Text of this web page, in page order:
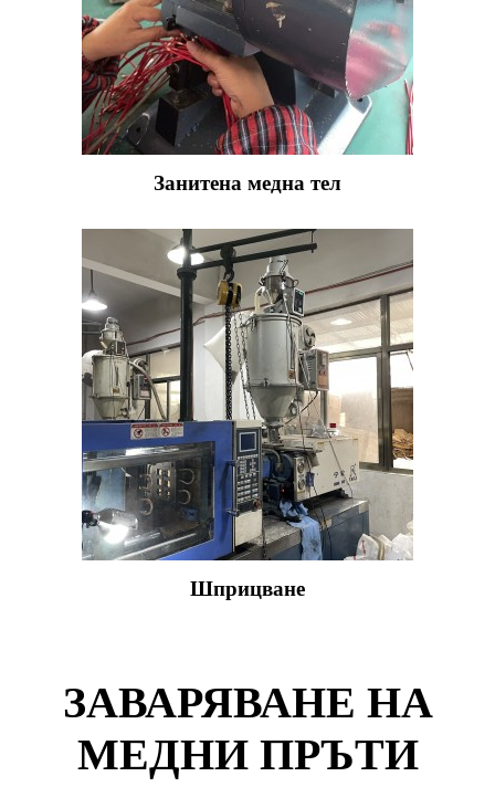
Занитена медна тел
Шприцване
ЗАВАРЯВАНЕ НА
МЕДНИ ПРЪТИ